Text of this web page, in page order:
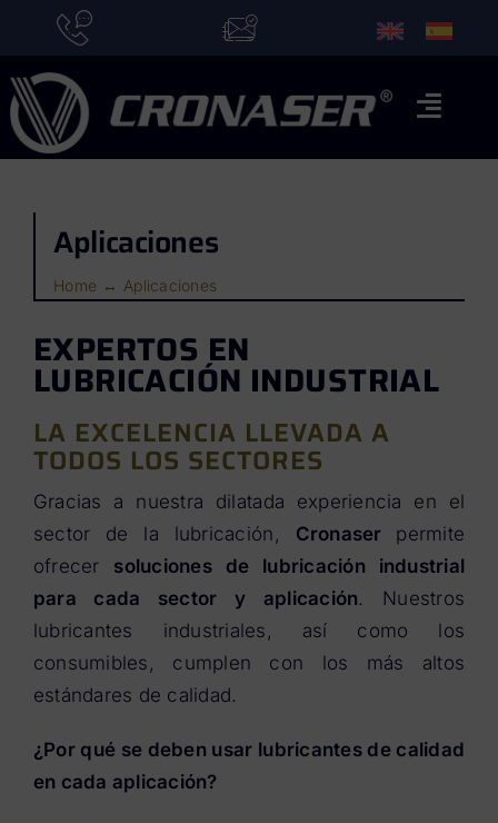
contenido
Marcas
Aplicaciones
Actualidad
Contacto
Aplicaciones
Home Aplicaciones
EXPERTOS EN
LUBRICACIÓN INDUSTRIAL
LA EXCELENCIA LLEVADA A
TODOS LOS SECTORES
Gracias a nuestra dilatada experiencia en el
sector de la lubricación, Cronaser permite
ofrecer soluciones de lubricación industrial
para cada sector y aplicación. Nuestros
lubricantes industriales, así como los
consumibles, cumplen con los más altos
estándares de calidad.
¿Por qué se deben usar lubricantes de calidad
en cada aplicación?